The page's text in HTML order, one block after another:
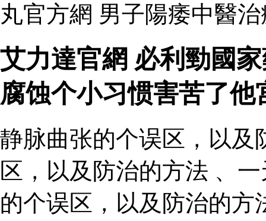
丸官方網 男子陽痿中醫
艾力達官網 必利勁國
腐蚀个小习惯害苦了他
静脉曲张的个误区，以及
区，以及防治的方法 、
的个误区，以及防治的方